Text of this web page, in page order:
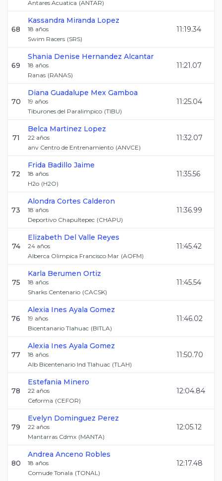
Antares Acuatica (ANTAR)
68
Kassandra Miranda Lopez
18 años
Swim Racers (SRS)
11:19.34
69
Shania Denise Hernandez Alcantar
18 años
Ranas (RANAS)
11:21.07
70
Diana Guadalupe Mex Gamboa
19 años
Tiburones del Paralimpico (TIBU)
11:25.04
71
Belca Martinez Lopez
22 años
anv Centro de Entrenamiento (ANVCE)
11:32.07
72
Frida Badillo Jaime
18 años
H2o (H2O)
11:35.56
73
Alondra Cortes Calderon
18 años
Deportivo Chapultepec (CHAPU)
11:36.99
74
Elizabeth Del Valle Reyes
24 años
Alberca Olimpica Francisco Mar (AOFM)
11:45.42
75
Karla Berumen Ortiz
18 años
Sharks Centenario (CACSK)
11:45.54
76
Alexia Ines Ayala Gomez
19 años
Bicentanario Tlahuac (BITLA)
11:46.02
77
Alexia Ines Ayala Gomez
18 años
Alb Bicentenario Ind Tlahuac (TLAH)
11:50.70
78
Estefania Minero
22 años
Ceforma (CEFOR)
12:04.84
79
Evelyn Dominguez Perez
22 años
Mantarras Cdmx (MANTA)
12:05.12
80
Andrea Anceno Robles
18 años
Comude Tonala (TONAL)
12:17.48